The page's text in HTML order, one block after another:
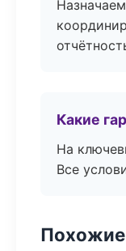
Какие
На
Все
Похожие